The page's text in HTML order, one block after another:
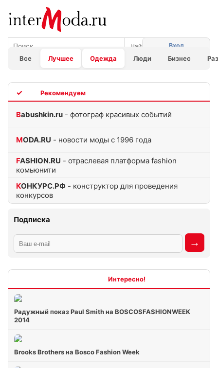
Все Лучшее Одежда Люди Бизнес
Вход
Babushkin.ru - фотограф красивых событий
MODA.RU - новости моды с 1996 года
FASHION.RU - отраслевая платформа fashion
комьюнити
КОНКУРС.РФ - конструктор для проведения
конкурсов
Подписка
Радужный показ Paul Smith на BOSCOSFASHIONWEEK
2014
Brooks Brothers на Bosco Fashion Week